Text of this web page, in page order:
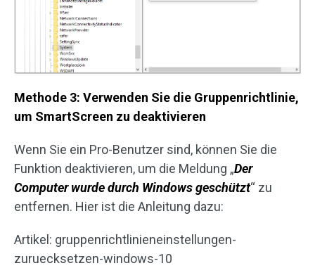
Methode 3: Verwenden Sie die Gruppenrichtlinie,
um SmartScreen zu deaktivieren
Wenn Sie ein Pro-Benutzer sind, können Sie die
Funktion deaktivieren, um die Meldung „Der
Computer wurde durch Windows geschützt“ zu
entfernen. Hier ist die Anleitung dazu:
Artikel: gruppenrichtlinieneinstellungen-
zuruecksetzen-windows-10